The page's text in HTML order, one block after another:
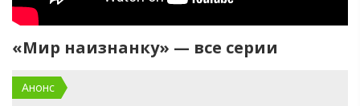
«Мир наизнанку» — все серии
Анонс